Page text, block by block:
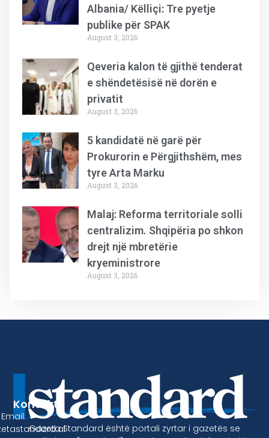
Albania/ Këlliçi: Tre pyetje
publike për SPAK
August 3, 2026
Qeveria kalon të gjithë tenderat
e shëndetësisë në dorën e
privatit
August 3, 2026
5 kandidatë në garë për
Prokurorin e Përgjithshëm, mes
tyre Arta Marku
August 3, 2026
Malaj: Reforma territoriale solli
centralizim. Shqipëria po shkon
drejt një mbretërie
kryeministrore
August 3, 2026
Gazeta Standard është portali zyrtar i gazetës se
Kontakt
Email: